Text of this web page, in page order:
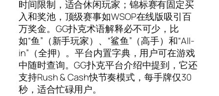
时间限制，适合休闲玩家；锦标赛有固定买
入和奖池，顶级赛事如WSOP在线版吸引百
万奖金。GG扑克术语解释必不可少，比
如“鱼”（新手玩家）、“鲨鱼”（高手）和“All-
in”（全押）。平台内置字典，用户可在游戏
中随时查询。GG扑克平台介绍中提到，它还
支持Rush & Cash快节奏模式，每手牌仅30
秒，适合忙碌用户。